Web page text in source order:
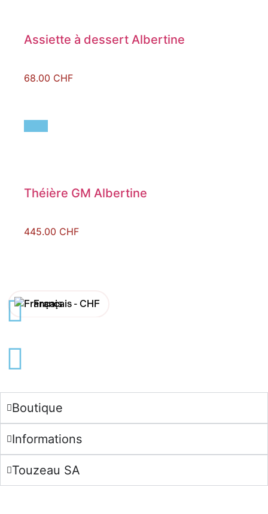
Assiette à dessert Albertine
68.00 CHF
Théière GM Albertine
445.00 CHF
Français - CHF
Boutique
Informations
Touzeau SA